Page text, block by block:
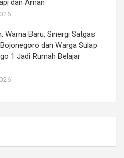
dan Aman
Warna Baru: Sinergi Satgas
dan Warga Sulap
1 Jadi Rumah Belajar